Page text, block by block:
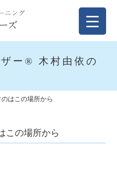
ー® 木村由依の
はこの場所から
この場所から